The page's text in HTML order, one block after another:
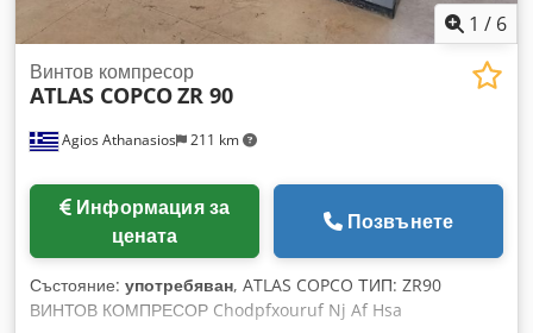
1 / 6
Agios Athanasios 211 km
Винтов компресор
ATLAS COPCOZR 90
Информация за
цената
Позвънете
Състояние: употребяван, ATLAS COPCO ТИП: ZR90
ВИНТОВ КОМПРЕСОР Chodpfxouruf Nj Af Hsa